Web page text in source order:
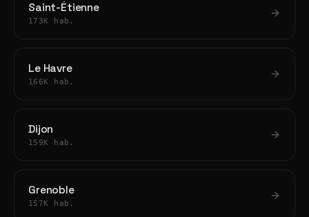
Saint-Étienne
173K hab.
Le Havre
166K hab.
Dijon
159K hab.
Grenoble
157K hab.